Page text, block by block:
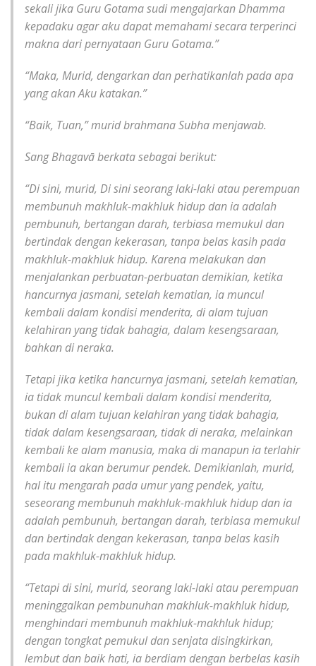
sekali jika Guru Gotama sudi mengajarkan Dhamma
kepadaku agar aku dapat memahami secara terperinci
makna dari pernyataan Guru Gotama.”
“Maka, Murid, dengarkan dan perhatikanlah pada apa
yang akan Aku katakan.”
“Baik, Tuan,” murid brahmana Subha menjawab.
Sang Bhagavā berkata sebagai berikut:
“Di sini, murid, Di sini seorang laki-laki atau perempuan
membunuh makhluk-makhluk hidup dan ia adalah
pembunuh, bertangan darah, terbiasa memukul dan
bertindak dengan kekerasan, tanpa belas kasih pada
makhluk-makhluk hidup. Karena melakukan dan
menjalankan perbuatan-perbuatan demikian, ketika
hancurnya jasmani, setelah kematian, ia muncul
kembali dalam kondisi menderita, di alam tujuan
kelahiran yang tidak bahagia, dalam kesengsaraan,
bahkan di neraka.
Tetapi jika ketika hancurnya jasmani, setelah kematian,
ia tidak muncul kembali dalam kondisi menderita,
bukan di alam tujuan kelahiran yang tidak bahagia,
tidak dalam kesengsaraan, tidak di neraka, melainkan
kembali ke alam manusia, maka di manapun ia terlahir
kembali ia akan berumur pendek. Demikianlah, murid,
hal itu mengarah pada umur yang pendek, yaitu,
seseorang membunuh makhluk-makhluk hidup dan ia
adalah pembunuh, bertangan darah, terbiasa memukul
dan bertindak dengan kekerasan, tanpa belas kasih
pada makhluk-makhluk hidup.
“Tetapi di sini, murid, seorang laki-laki atau perempuan
meninggalkan pembunuhan makhluk-makhluk hidup,
menghindari membunuh makhluk-makhluk hidup;
dengan tongkat pemukul dan senjata disingkirkan,
lembut dan baik hati, ia berdiam dengan berbelas kasih